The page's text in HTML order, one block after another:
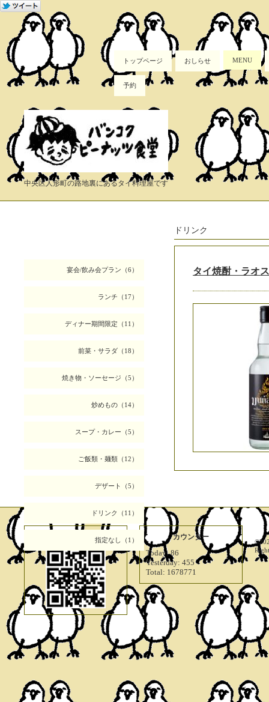
トップページ おしらせ MENU
予約
中央区人形町の路地裏にあるタイ料理屋です
宴会/飲み会プラン（6）
ランチ（17）
ディナー期間限定（11）
前菜・サラダ（18）
焼き物・ソーセージ（5）
炒めもの（14）
スープ・カレー（5）
ご飯類・麺類（12）
デザート（5）
ドリンク（11）
指定なし（1）
ドリンク
タイ焼酎・ラオ
カウンター
Today:86
Yesterday: 455
Total: 1678771